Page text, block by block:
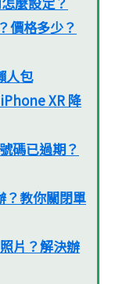
價格多少？
人包
XR 降
碼已過期？
？教你關閉單
片？解決辦